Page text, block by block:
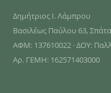
Δημήτριος Ι. Λάμπρου
Βασιλέως Παύλου 63,
ΑΦΜ: 137610022 · ΔΟΥ:
Αρ. ΓΕΜΗ: 162571403000